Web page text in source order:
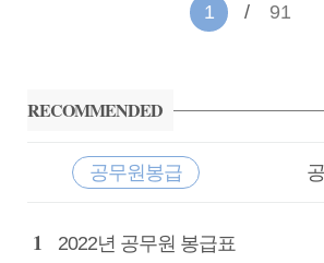
1 91
RECOMMENDED
공무원봉급
공
2022년 공무원 봉급표